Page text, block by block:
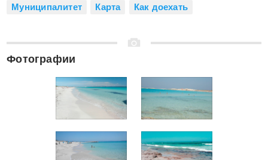
Муниципалитет
Карта Как доехать
Фотографии